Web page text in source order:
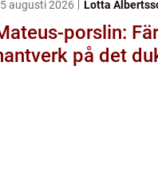
augusti 2026 Lotta
porslin:
på det